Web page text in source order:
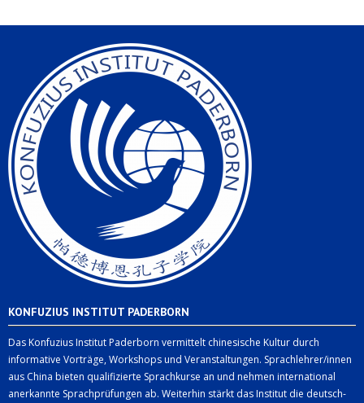
KONFUZIUS INSTITUT PADERBORN
Das Konfuzius Institut Paderborn vermittelt chinesische Kultur durch
informative Vorträge, Workshops und Veranstaltungen. Sprachlehrer/innen
aus China bieten qualifizierte Sprachkurse an und nehmen international
anerkannte Sprachprüfungen ab. Weiterhin stärkt das Institut die deutsch-